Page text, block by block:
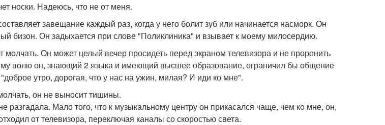
носки. Надеюсь, что не от меня.
завещание каждый раз, когда у него болит зуб или начинается насморк. Он
бизон. Он задыхается при слове "Поликлиника" и взывает к моему милосердию.
молчать. Он может целый вечер просидеть перед экраном телевизора и не проронить
волю он, знающий 2 языка и имеющий высшее образование, ограничил бы общение
утро, дорогая, что у нас на ужин, милая? И иди ко мне".
он не выносит тишины.
разгадала. Мало того, что к музыкальному центру он прикасался чаще, чем ко мне, он,
от телевизора, переключая каналы со скоростью света.